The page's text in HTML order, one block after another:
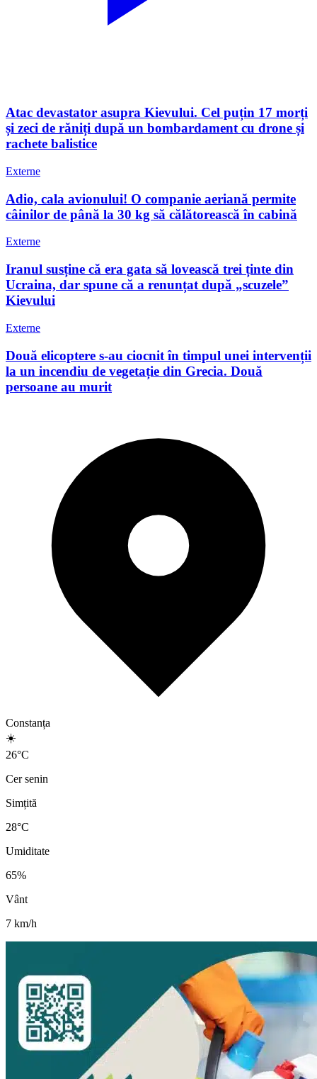
Atac devastator asupra Kievului. Cel puțin 17 morți
și zeci de răniți după un bombardament cu drone și
rachete balistice
Externe
Adio, cala avionului! O companie aeriană permite
câinilor de până la 30 kg să călătorească în cabină
Externe
Iranul susține că era gata să lovească trei ținte din
Ucraina, dar spune că a renunțat după „scuzele”
Kievului
Externe
Două elicoptere s-au ciocnit în timpul unei intervenții
la un incendiu de vegetație din Grecia. Două
persoane au murit
Constanța
☀️
26°C
Cer senin
Simțită
28°C
Umiditate
65%
Vânt
7 km/h